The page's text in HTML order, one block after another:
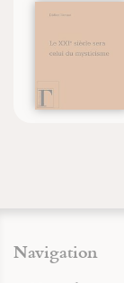
Navigation